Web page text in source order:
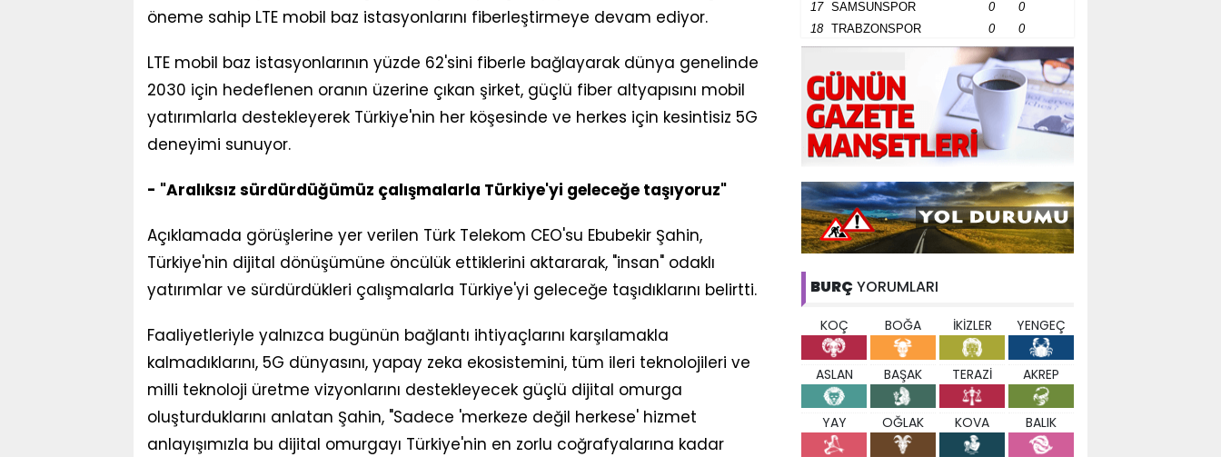
öneme sahip LTE mobil baz istasyonlarını fiberleştirmeye devam ediyor.
LTE mobil baz istasyonlarının yüzde 62'sini fiberle bağlayarak dünya genelinde
2030 için hedeflenen oranın üzerine çıkan şirket, güçlü fiber altyapısını mobil
yatırımlarla destekleyerek Türkiye'nin her köşesinde ve herkes için kesintisiz 5G
deneyimi sunuyor.
- "Aralıksız sürdürdüğümüz çalışmalarla Türkiye'yi geleceğe taşıyoruz"
Açıklamada görüşlerine yer verilen Türk Telekom CEO'su Ebubekir Şahin,
Türkiye'nin dijital dönüşümüne öncülük ettiklerini aktararak, "insan" odaklı
yatırımlar ve sürdürdükleri çalışmalarla Türkiye'yi geleceğe taşıdıklarını belirtti.
Faaliyetleriyle yalnızca bugünün bağlantı ihtiyaçlarını karşılamakla
kalmadıklarını, 5G dünyasını, yapay zeka ekosistemini, tüm ileri teknolojileri ve
milli teknoloji üretme vizyonlarını destekleyecek güçlü dijital omurga
oluşturduklarını anlatan Şahin, "Sadece 'merkeze değil herkese' hizmet
anlayışımızla bu dijital omurgayı Türkiye'nin en zorlu coğrafyalarına kadar
17
SAMSUNSPOR 0
0
18
TRABZONSPOR 0 0
BURÇ YORUMLARI
KOÇ BOĞA İKİZLER YENGEÇ
ASLAN BAŞAK TERAZİ AKREP
YAY OĞLAK KOVA BALIK